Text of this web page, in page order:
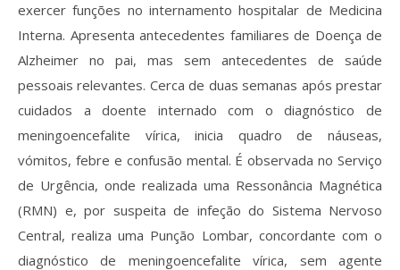
exercer funções no internamento hospitalar de Medicina
Interna. Apresenta antecedentes familiares de Doença de
Alzheimer no pai, mas sem antecedentes de saúde
pessoais relevantes. Cerca de duas semanas após prestar
cuidados a doente internado com o diagnóstico de
meningoencefalite vírica, inicia quadro de náuseas,
vómitos, febre e confusão mental. É observada no Serviço
de Urgência, onde realizada uma Ressonância Magnética
(RMN) e, por suspeita de infeção do Sistema Nervoso
Central, realiza uma Punção Lombar, concordante com o
diagnóstico de meningoencefalite vírica, sem agente